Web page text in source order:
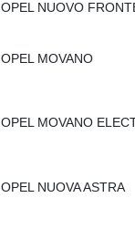
OPEL NUOVO
OPEL MOVANO
OPEL MOVANO
OPEL NUOVA ASTRA